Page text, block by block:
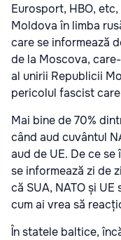
Eurosport, HBO,
Moldova în limba
care se informează
de la Moscova,
al unirii Republicii
pericolul fascist
Mai bine de 70%
când aud cuvântul
aud de UE. De ce
se informează zi de
că SUA, NATO și
cum ai vrea să
În statele baltice,